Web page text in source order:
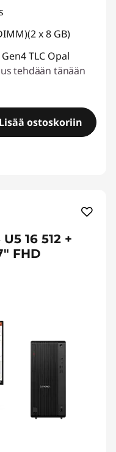
x 8 GB)
TLC Opal
tehdään tänään
Lisää ostoskoriin
16 512 +
FHD